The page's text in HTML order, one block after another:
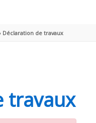
Déclaration de travaux
travaux